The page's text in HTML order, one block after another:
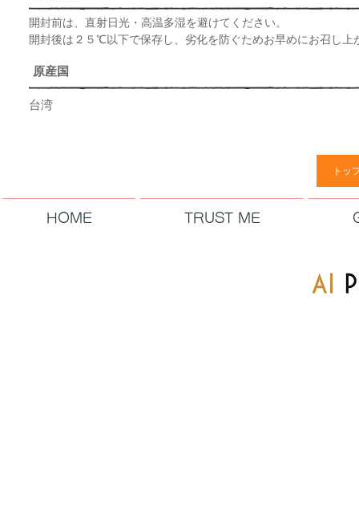
開封前は、直射日光・高温多湿を避けてください。
開封後は２５℃以下で保存し、劣化を防ぐためお早めにお召し上
原産国
​台湾
トッ
HOME TRUST ME